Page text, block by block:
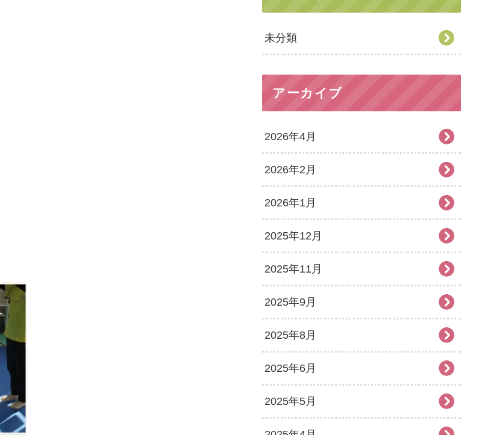
未分類
アーカイブ
2026年4月
2026年2月
2026年1月
2025年12月
2025年11月
2025年9月
2025年8月
2025年6月
2025年5月